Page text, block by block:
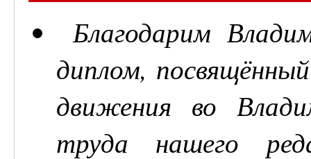
Благодарим
диплом,
движения во
труда нашего